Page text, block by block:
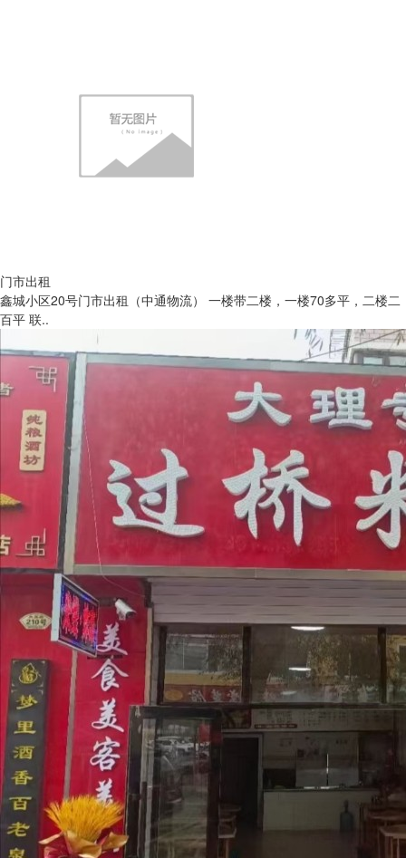
门市出租
鑫城小区20号门市出租（中通物流） 一楼带二楼，一楼70多平，二楼二
百平 联..